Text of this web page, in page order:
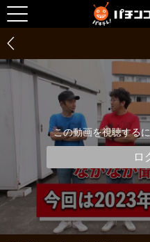
この動画を視聴する
ロ